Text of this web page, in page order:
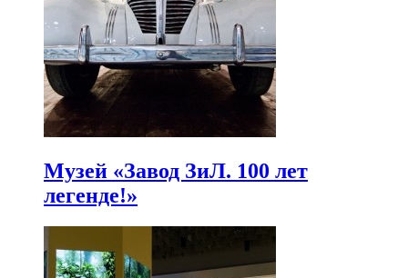
Музей «Завод ЗиЛ. 100 лет
легенде!»